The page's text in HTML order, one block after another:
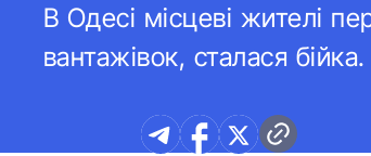
В Одесі місцеві жителі
вантажівок, сталася бійка.